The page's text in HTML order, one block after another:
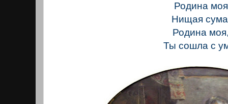
Родина моя
Нищая
Родина
Ты сошла с